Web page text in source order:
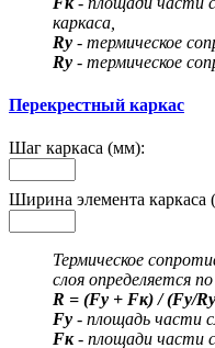
каркаса,
Rу - термическое
Rу - термическое
Перекрестный каркас
Шаг каркаса (мм):
Ширина элемента каркаса
Термическое
слоя определяется
R = (Fу + Fк) / (Fу/
Fу - площадь части
Fк- площади части